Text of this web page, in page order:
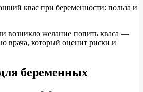
возникло желание попить кваса —
врача, который оценит риски и
беременных